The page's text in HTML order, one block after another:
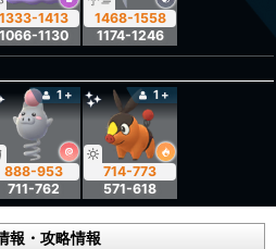
1333-1413
1066-1130
1468-1558
1174-1246
1+
888-953
711-762
1+
714-773
571-618
報・攻略情報